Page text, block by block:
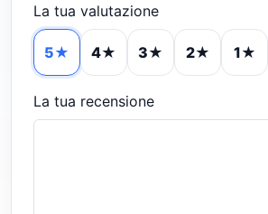
La tua valutazione
5★ 4★ 3★ 2★ 1★
La tua recensione